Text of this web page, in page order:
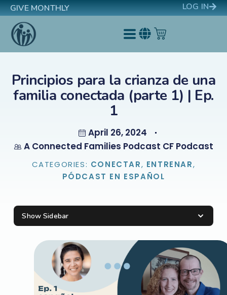
GIVE MONTHLY LOG IN
Principios para la crianza de una
familia conectada (parte 1) | Ep.
1
April 26, 2024
A Connected Families Podcast CF Podcast
CATEGORIES: CONECTAR, ENTRENAR,
PÓDCAST EN ESPAÑOL
Show Sidebar